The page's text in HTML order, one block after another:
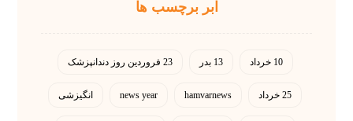
ابر برچسب ها
10 خرداد 13 بدر 23 فروردین روز دندانپزشک
25 خرداد hamvarnews
news year انگیزشی